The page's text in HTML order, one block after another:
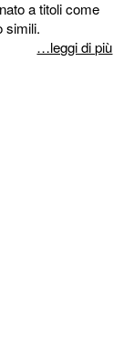
a titoli come
simili.
…leggi di più